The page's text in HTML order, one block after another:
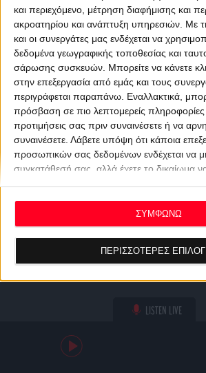
και περιεχόμενο, μέτρηση διαφήμισης και
ακροατηρίου και ανάπτυξη υπηρεσιών. Με
και οι συνεργάτες μας ενδέχεται να
δεδομένα γεωγραφικής τοποθεσίας και
σάρωσης συσκευών. Μπορείτε να κάνετε
στην επεξεργασία από εμάς και τους
περιγράφεται παραπάνω. Εναλλακτικά,
πρόσβαση σε πιο λεπτομερείς πληροφορίες
προτιμήσεις σας πριν συναινέσετε ή να
συναινέσετε. Λάβετε υπόψη ότι κάποια
προσωπικών σας δεδομένων ενδέχεται να
συγκατάθεσή σας, αλλά έχετε το δικαίωμα
ανακαλέσετε τη συγκατάθεσή σας ανά πάσα
επιστρέφοντας σε αυτόν τον ιστότοπο και
κουμπί "Απορρήτου" στο κάτω μέρος της
ΠΕΡΙΣΣΟΤΕΡΕΣ
ΣΥΜΦΩΝΩ
LISTEN LIVE